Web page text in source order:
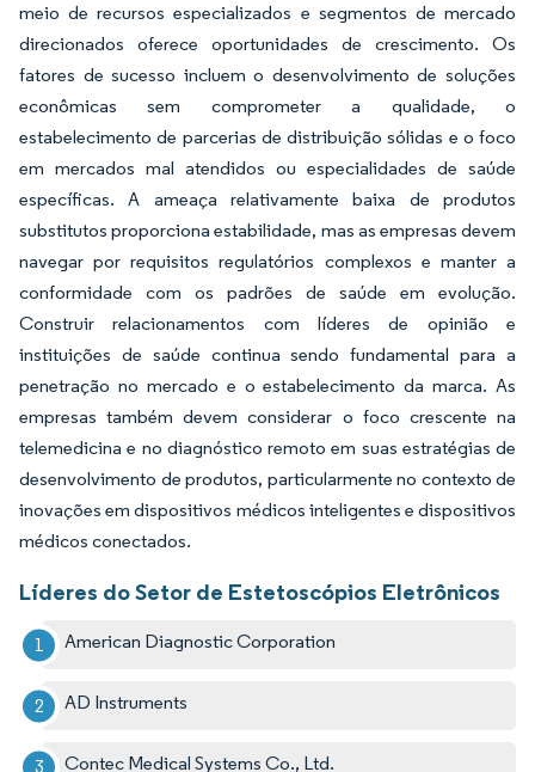
meio de recursos especializados e segmentos de mercado
direcionados oferece oportunidades de crescimento. Os
fatores de sucesso incluem o desenvolvimento de soluções
econômicas sem comprometer a qualidade, o
estabelecimento de parcerias de distribuição sólidas e o foco
em mercados mal atendidos ou especialidades de saúde
específicas. A ameaça relativamente baixa de produtos
substitutos proporciona estabilidade, mas as empresas devem
navegar por requisitos regulatórios complexos e manter a
conformidade com os padrões de saúde em evolução.
Construir relacionamentos com líderes de opinião e
instituições de saúde continua sendo fundamental para a
penetração no mercado e o estabelecimento da marca. As
empresas também devem considerar o foco crescente na
telemedicina e no diagnóstico remoto em suas estratégias de
desenvolvimento de produtos, particularmente no contexto de
inovações em dispositivos médicos inteligentes e dispositivos
médicos conectados.
Líderes do Setor de Estetoscópios Eletrônicos
American Diagnostic Corporation
AD Instruments
Contec Medical Systems Co., Ltd.